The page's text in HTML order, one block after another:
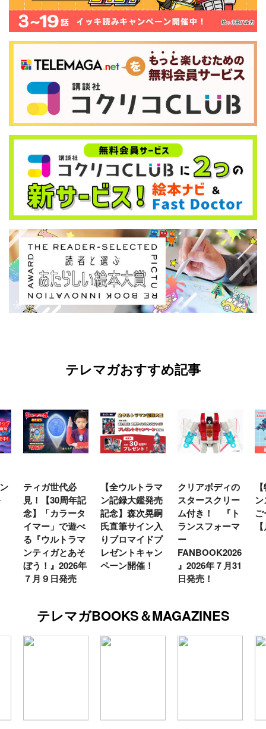
テレマガおすすめ記事
ティガ世代必
見！【30周年記
念】「カラータ
イマー」で遊べ
る『ウルトラマ
ンティガとあそ
ぼう！』2026年
７月９日発売
【全ウルトラマ
ン記録大鑑発売
記念】森次晃嗣
氏直筆サイン入
りブロマイドプ
レゼントキャン
ペーン開催！
クリアボディの
スタースクリー
ム付き！ 『ト
ランスフォーマ
ー
FANBOOK2026
』2026年７月31
日発売！
テレマガBOOKS＆MAGAZINES